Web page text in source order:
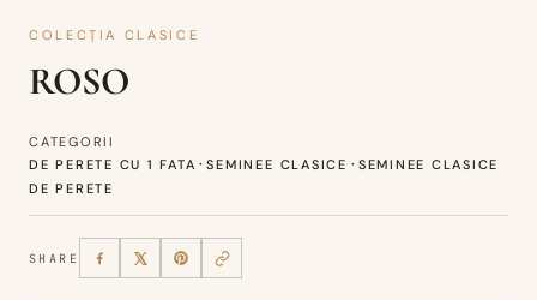
COLECȚIA CLASICE
ROSO
CATEGORII
DE PERETE CU 1 FATA ·SEMINEE CLASICE · SEMINEE CLASICE
DE PERETE
SHARE